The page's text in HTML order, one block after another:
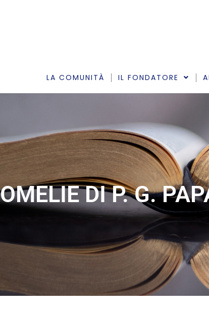
LA COMUNITÀ IL FONDATORE
OMELIE DI P. G.